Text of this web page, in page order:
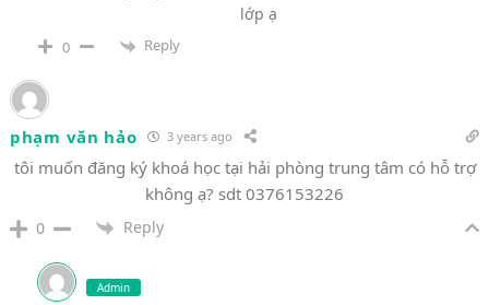
lớp ạ
0 Reply
phạm văn hảo 3 years ago
tôi muốn đăng ký khoá học tại hải phòng trung tâm có hỗ trợ
không ạ? sdt 0376153226
0 Reply
Admin